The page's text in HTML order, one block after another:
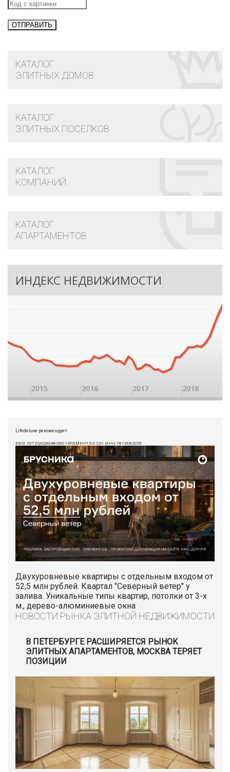
КАТАЛОГ
ЭЛИТНЫХ ДОМОВ
КАТАЛОГ
ЭЛИТНЫХ ПОСЕЛКОВ
КАТАЛОГ
КОМПАНИЙ
КАТАЛОГ
АПАРТАМЕНТОВ
ИНДЕКС НЕДВИЖИМОСТИ
Lifedeluxe рекомендует
ERID: 2VTZQXQDG4A ООО «ЭЛЕМЕНТ 5,6 СЗ» ИНН:7813682056
Двухуровневые квартиры с отдельным входом от
52,5 млн рублей. Квартал "Северный ветер" у
залива. Уникальные типы квартир, потолки от 3-х
м., дерево-алюминиевые окна
НОВОСТИ РЫНКА ЭЛИТНОЙ НЕДВИЖИМОСТИ
В ПЕТЕРБУРГЕ РАСШИРЯЕТСЯ РЫНОК
ЭЛИТНЫХ АПАРТАМЕНТОВ, МОСКВА ТЕРЯЕТ
ПОЗИЦИИ